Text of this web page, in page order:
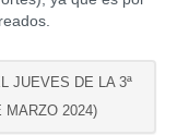
JUEVES DE LA 3ª
MARZO 2024)